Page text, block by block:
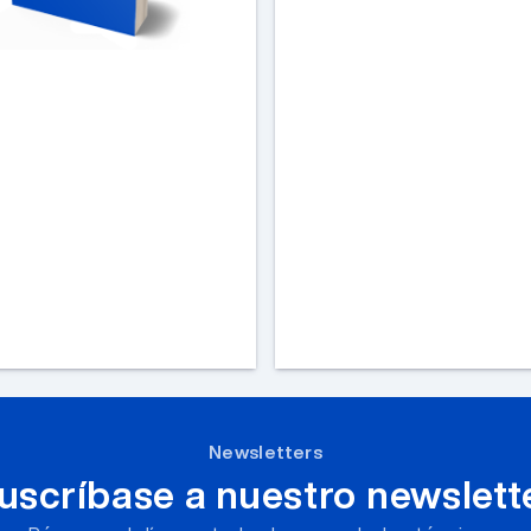
Newsletters
a nuestro